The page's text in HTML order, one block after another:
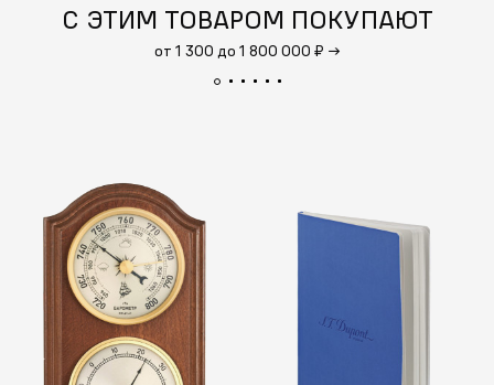
С ЭТИМ ТОВАРОМ ПОКУПАЮТ
от 1 300 до 1 800 000 ₽ →